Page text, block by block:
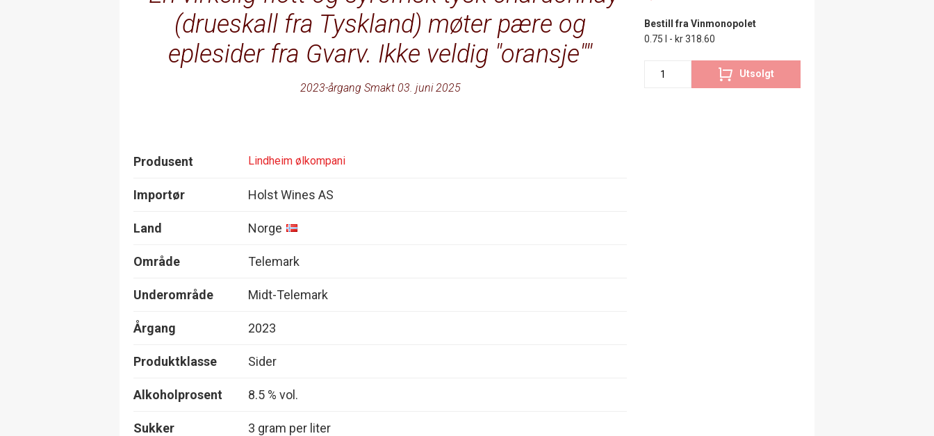
(drueskall fra Tyskland) møter pære og
eplesider fra Gvarv. Ikke veldig "oransje"
2023-årgang Smakt 03. juni 2025
Produsent Lindheim ølkompani
Importør Holst Wines AS
Land Norge
Område Telemark
Underområde Midt-Telemark
Årgang 2023
Produktklasse Sider
Alkoholprosent 8.5 % vol.
Sukker 3 gram per liter
Bestill fra Vinmonopolet
0.75 l - kr 318.60
Utsolgt